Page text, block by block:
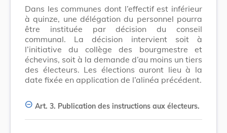
Dans les communes dont l’effectif est inférieur
à quinze, une délégation du personnel pourra
être instituée par décision du conseil
communal. La décision intervient soit à
l’initiative du collège des bourgmestre et
échevins, soit à la demande d’au moins un tiers
des électeurs. Les élections auront lieu à la
date fixée en application de l’alinéa précédent.
Art. 3. Publication des instructions aux électeurs.